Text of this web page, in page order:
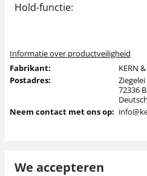
Hold-functie:
Informatie over productveiligheid
Fabrikant:
KERN
Postadres:
Ziegelei
72336
Neem contact met ons op:
We accepteren